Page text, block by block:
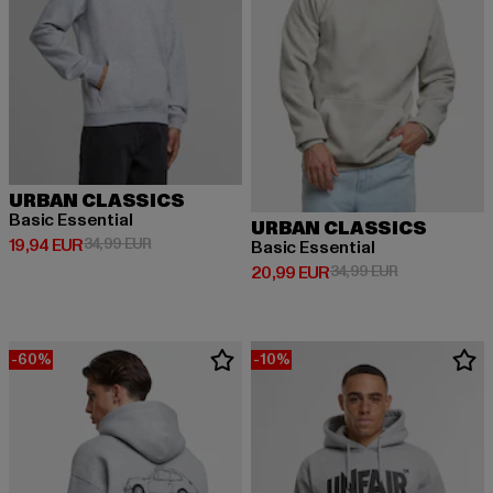
URBAN CLASSICS
Basic Essential
19,94 EUR
Derzeitiger Preis: 19,94 EUR
34,99 EURAktionspreis: 34,99 EUR
URBAN CLASSICS
Basic Essential
20,99 EUR
Derzeitiger Preis: 20,99 EUR
34,99 EURAktionspreis:
-60% -10%